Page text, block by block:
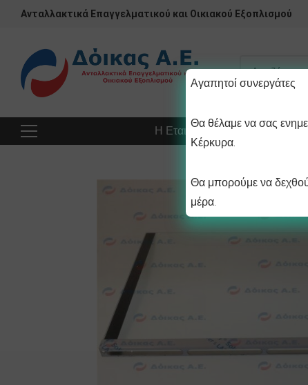
Ανταλλακτικά Επαγγελματικού και Οικιακού Εξοπλισμού
Η Εταιρεία Προϊόντα
Αγαπητοί συνεργάτες
Θα θέλαμε να σας
Κέρκυρα.
Θα μπορούμε να
μέρα.